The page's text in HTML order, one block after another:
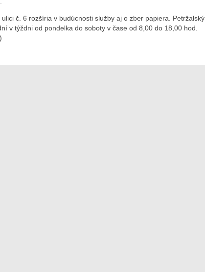
č. 6 rozšíria v budúcnosti služby aj o zber papiera. Petržalský
v týždni od pondelka do soboty v čase od 8,00 do 18,00 hod.